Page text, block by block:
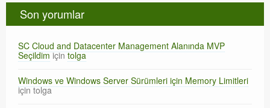
Son yorumlar
SC Cloud and Datacenter Management Alanında MVP
Seçildimiçintolga
Windows ve Windows Server Sürümleri için Memory Limitleri
içintolga